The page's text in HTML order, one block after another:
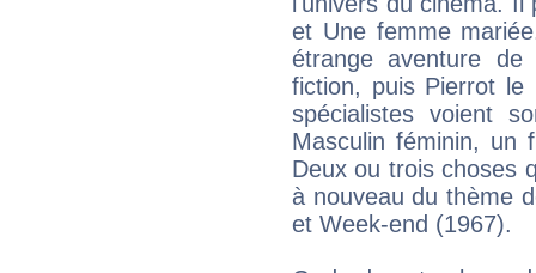
et Une femme
étrange aventure
fiction, puis Pierrot
spécialistes voient
Masculin féminin, un
Deux ou trois choses
à nouveau du thème
et Week-end (1967).